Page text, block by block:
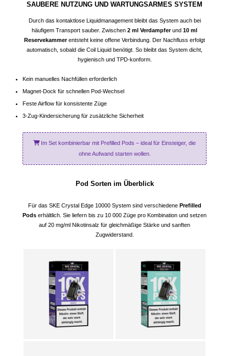
SAUBERE NUTZUNG UND WARTUNGSARMES SYSTEM
Durch das kontaktlose Liquidmanagement bleibt das System auch bei
häufigem Transport sauber. Zwischen 2 ml Verdampferund 10 ml
Reservekammerentsteht keine offene Verbindung. Der Nachfluss erfolgt
automatisch, sobald die Coil Liquid benötigt. So bleibt das System dicht,
hygienisch und TPD-konform.
Kein manuelles Nachfüllen erforderlich
Magnet-Dock für schnellen Pod-Wechsel
Feste Airflow für konsistente Züge
3-Zug-Kindersicherung für zusätzliche Sicherheit
Im Set kombinierbar mit Prefilled Pods – ideal für Einsteiger, die
ohne Aufwand starten wollen.
Pod Sorten im Überblick
Für das SKE Crystal Edge 10000 System sind verschiedene Prefilled
Pods erhältlich. Sie liefern bis zu 10 000 Züge pro Kombination und setzen
auf 20 mg/ml Nikotinsalz für gleichmäßige Stärke und sanften
Zugwiderstand.